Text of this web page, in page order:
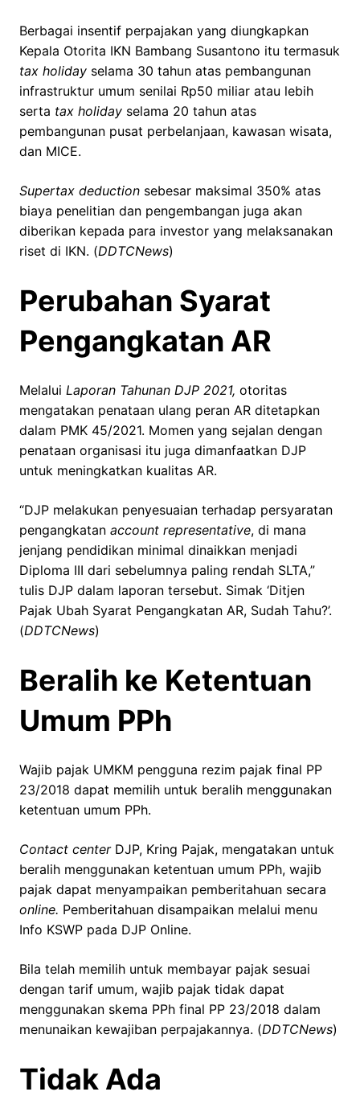
Berbagai insentif perpajakan yang diungkapkan
Kepala Otorita IKN Bambang Susantono itu termasuk
tax holiday selama 30 tahun atas pembangunan
infrastruktur umum senilai Rp50 miliar atau lebih
serta tax holiday selama 20 tahun atas
pembangunan pusat perbelanjaan, kawasan wisata,
dan MICE.
Supertax deduction sebesar maksimal 350% atas
biaya penelitian dan pengembangan juga akan
diberikan kepada para investor yang melaksanakan
riset di IKN. (DDTCNews)
Perubahan Syarat
Pengangkatan AR
Melalui Laporan Tahunan DJP 2021, otoritas
mengatakan penataan ulang peran AR ditetapkan
dalam PMK 45/2021. Momen yang sejalan dengan
penataan organisasi itu juga dimanfaatkan DJP
untuk meningkatkan kualitas AR.
“DJP melakukan penyesuaian terhadap persyaratan
pengangkatan account representative, di mana
jenjang pendidikan minimal dinaikkan menjadi
Diploma III dari sebelumnya paling rendah SLTA,”
tulis DJP dalam laporan tersebut. Simak ‘Ditjen
Pajak Ubah Syarat Pengangkatan AR, Sudah Tahu?’.
(DDTCNews)
Beralih ke Ketentuan
Umum PPh
Wajib pajak UMKM pengguna rezim pajak final PP
23/2018 dapat memilih untuk beralih menggunakan
ketentuan umum PPh.
Contact center DJP, Kring Pajak, mengatakan untuk
beralih menggunakan ketentuan umum PPh, wajib
pajak dapat menyampaikan pemberitahuan secara
online. Pemberitahuan disampaikan melalui menu
Info KSWP pada DJP Online.
Bila telah memilih untuk membayar pajak sesuai
dengan tarif umum, wajib pajak tidak dapat
menggunakan skema PPh final PP 23/2018 dalam
menunaikan kewajiban perpajakannya. (DDTCNews)
Tidak Ada